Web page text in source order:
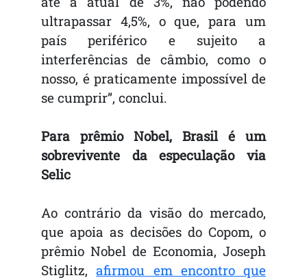
ultrapassar 4,5%, o que, para um
país periférico e sujeito a
interferências de câmbio, como o
nosso, é praticamente impossível de
se cumprir”, conclui.
Para prêmio Nobel, Brasil é um
sobrevivente da especulação via
Selic
Ao contrário da visão do mercado,
que apoia as decisões do Copom, o
prêmio Nobel de Economia, Joseph
Stiglitz,afirmou em encontro que